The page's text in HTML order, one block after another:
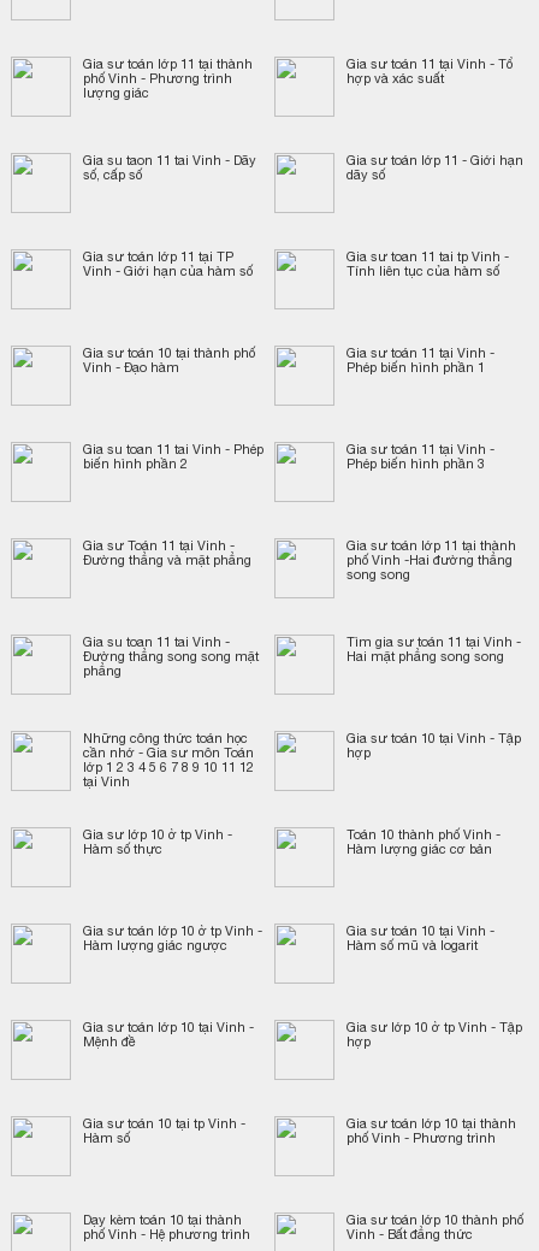
Gia sư toán lớp 11 tại thành
phố Vinh - Phương trình
lượng giác
Gia sư toán 11 tại Vinh - Tổ
hợp và xác suất
Gia su taon 11 tai Vinh - Dãy
số, cấp số
Gia sư toán lớp 11 - Giới hạn
dãy số
Gia sư toán lớp 11 tại TP
Vinh - Giới hạn của hàm số
Gia sư toan 11 tai tp Vinh -
Tính liên tục của hàm số
Gia sư toán 10 tại thành phố
Vinh - Đạo hàm
Gia sư toán 11 tại Vinh -
Phép biến hình phần 1
Gia su toan 11 tai Vinh - Phép
biến hình phần 2
Gia sư toán 11 tại Vinh -
Phép biến hình phần 3
Gia sư Toán 11 tại Vinh -
Đường thẳng và mặt phẳng
Gia sư toán lớp 11 tại thành
phố Vinh -Hai đường thẳng
song song
Gia su toan 11 tai Vinh -
Đường thẳng song song mặt
phẳng
Tìm gia sư toán 11 tại Vinh -
Hai mặt phẳng song song
Những công thức toán học
cần nhớ - Gia sư môn Toán
lớp 1 2 3 4 5 6 7 8 9 10 11 12
tại Vinh
Gia sư toán 10 tại Vinh - Tập
hợp
Gia sư lớp 10 ở tp Vinh -
Hàm số thực
Toán 10 thành phố Vinh -
Hàm lượng giác cơ bản
Gia sư toán lớp 10 ở tp Vinh -
Hàm lượng giác ngược
Gia sư toán 10 tại Vinh -
Hàm số mũ và logarit
Gia sư toán lớp 10 tại Vinh -
Mệnh đề
Gia sư lớp 10 ở tp Vinh - Tập
hợp
Gia sư toán 10 tại tp Vinh -
Hàm số
Gia sư toán lớp 10 tại thành
phố Vinh - Phương trình
Dạy kèm toán 10 tại thành
phố Vinh - Hệ phương trình
Gia sư toán lớp 10 thành phố
Vinh - Bất đẳng thức